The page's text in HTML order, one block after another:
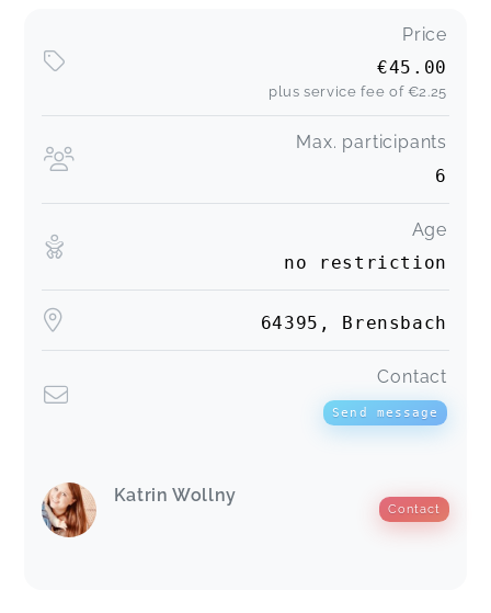
Price
€45.00
plus service fee of €2.25
Max. participants
6
Age
no restriction
64395, Brensbach
Contact
Send message
Katrin Wollny
Contact